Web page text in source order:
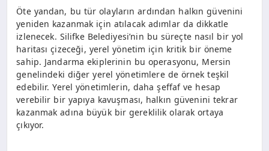
Öte yandan, bu tür olayların ardından halkın güvenini
yeniden kazanmak için atılacak adımlar da dikkatle
izlenecek. Silifke Belediyesi’nin bu süreçte nasıl bir yol
haritası çizeceği, yerel yönetim için kritik bir öneme
sahip. Jandarma ekiplerinin bu operasyonu, Mersin
genelindeki diğer yerel yönetimlere de örnek teşkil
edebilir. Yerel yönetimlerin, daha şeffaf ve hesap
verebilir bir yapıya kavuşması, halkın güvenini tekrar
kazanmak adına büyük bir gereklilik olarak ortaya
çıkıyor.